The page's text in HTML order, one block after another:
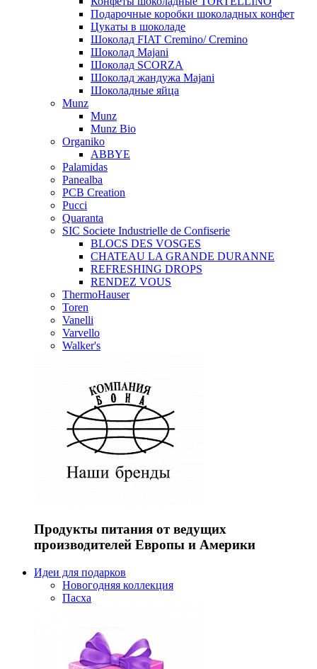
Подарочные коробки шоколадных конфет
Цукаты в шоколаде
Шоколад FIAT Cremino/ Cremino
Шоколад Majani
Шоколад SCORZA
Шоколад жандужа Majani
Шоколадные яйца
Munz
Munz
Munz Bio
Organiko
ABBYE
Palamidas
Panealba
PCB Creation
Pucci
Quaranta
SIC Societe Industrielle de Confiserie
BLOCS DES VOSGES
CHATEAU LA GRANDE DURANNE
REFRESHING DROPS
RENDEZ VOUS
ThermoHauser
Toren
Vanelli
Varvello
Walker's
Продукты питания от ведущих
производителей Европы и Америки
Идеи для подарков
Новогодняя коллекция
Пасха